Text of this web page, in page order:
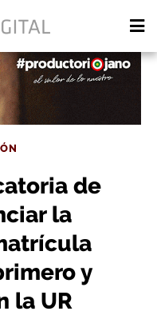
de
la
y
la UR